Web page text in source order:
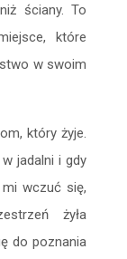
ściany. To
które
w swoim
który żyje.
jadalni i gdy
wczuć się,
żyła
do poznania